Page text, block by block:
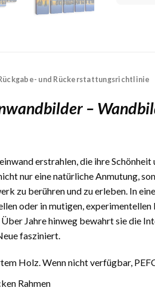
und Rückerstattungsrichtlinie
–
erstrahlen, die ihre
nur eine natürliche Anmutung,
zu berühren und zu erleben. In
oder in mutigen,
Jahre hinweg bewahrt sie die
fasziniert.
Holz. Wenn nicht verfügbar,
Rahmen